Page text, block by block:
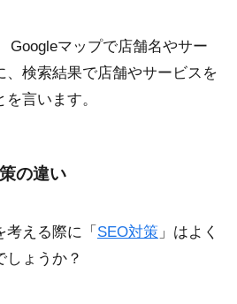
Googleマップで店舗名やサー
、検索結果で店舗やサービスを
言います。
の違い
える際に「 SEO対策 」はよく
しょうか？